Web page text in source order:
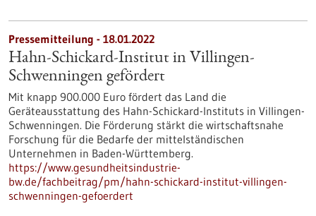
Pressemitteilung - 18.01.2022
Hahn-Schickard-Institut in Villingen-
Schwenningen gefördert
Mit knapp 900.000 Euro fördert das Land die
Geräteausstattung des Hahn-Schickard-Instituts in Villingen-
Schwenningen. Die Förderung stärkt die wirtschaftsnahe
Forschung für die Bedarfe der mittelständischen
Unternehmen in Baden-Württemberg.
https://www.gesundheitsindustrie-
bw.de/fachbeitrag/pm/hahn-schickard-institut-villingen-
schwenningen-gefoerdert